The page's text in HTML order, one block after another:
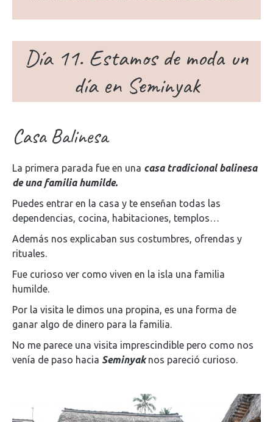
Día 11. Estamos de moda un
día en Seminyak
Casa Balinesa
La primera parada fue en una casa tradicional balinesa
de una familia humilde.
Puedes entrar en la casa y te enseñan todas las
dependencias, cocina, habitaciones, templos…
Además nos explicaban sus costumbres, ofrendas y
rituales.
Fue curioso ver como viven en la isla una familia
humilde.
Por la visita le dimos una propina, es una forma de
ganar algo de dinero para la familia.
No me parece una visita imprescindible pero como nos
venía de paso hacia Seminyaknos pareció curioso.